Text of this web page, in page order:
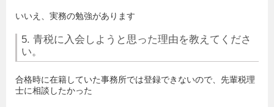
いいえ、実務の勉強があります
5. 青税に入会しようと思った理由を教えてくださ
い。
合格時に在籍していた事務所では登録できないので、先輩税理
士に相談したかった